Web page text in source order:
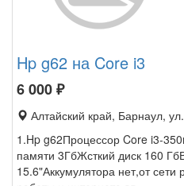
Hp g62 на Core i3
6 000₽
Алтайский край, Барнаул,
1.Hp g62Процессор Core i3-
памяти 3ГбЖсткий диск 160
15.6"Аккумулятора нет,от